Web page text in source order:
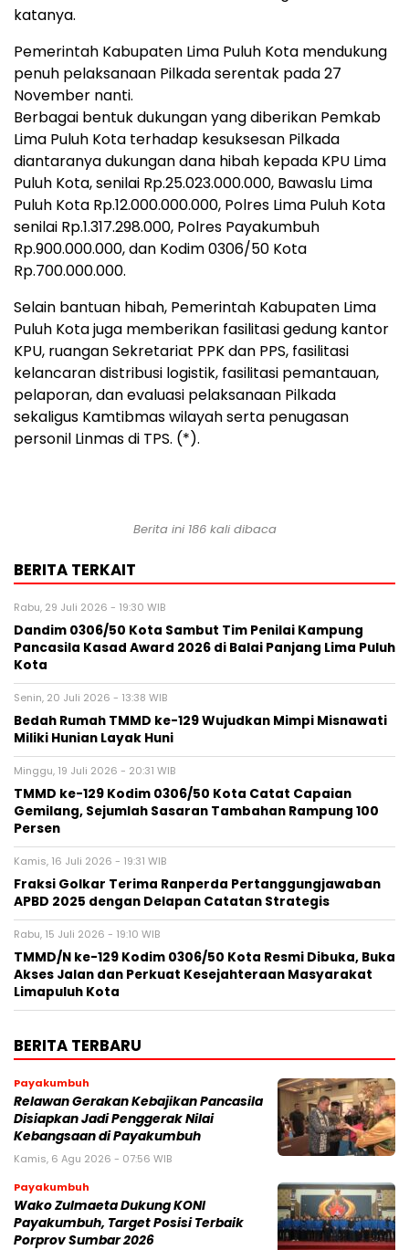
katanya.
Pemerintah Kabupaten Lima Puluh Kota mendukung
penuh pelaksanaan Pilkada serentak pada 27
November nanti.
Berbagai bentuk dukungan yang diberikan Pemkab
Lima Puluh Kota terhadap kesuksesan Pilkada
diantaranya dukungan dana hibah kepada KPU Lima
Puluh Kota, senilai Rp.25.023.000.000, Bawaslu Lima
Puluh Kota Rp.12.000.000.000, Polres Lima Puluh Kota
senilai Rp.1.317.298.000, Polres Payakumbuh
Rp.900.000.000, dan Kodim 0306/50 Kota
Rp.700.000.000.
Selain bantuan hibah, Pemerintah Kabupaten Lima
Puluh Kota juga memberikan fasilitasi gedung kantor
KPU, ruangan Sekretariat PPK dan PPS, fasilitasi
kelancaran distribusi logistik, fasilitasi pemantauan,
pelaporan, dan evaluasi pelaksanaan Pilkada
sekaligus Kamtibmas wilayah serta penugasan
personil Linmas di TPS. (*).
Berita ini 186 kali dibaca
BERITA TERKAIT
Rabu, 29 Juli 2026 - 19:30 WIB
Dandim 0306/50 Kota Sambut Tim Penilai Kampung
Pancasila Kasad Award 2026 di Balai Panjang Lima Puluh
Kota
Senin, 20 Juli 2026 - 13:38 WIB
Bedah Rumah TMMD ke-129 Wujudkan Mimpi Misnawati
Miliki Hunian Layak Huni
Minggu, 19 Juli 2026 - 20:31 WIB
TMMD ke-129 Kodim 0306/50 Kota Catat Capaian
Gemilang, Sejumlah Sasaran Tambahan Rampung 100
Persen
Kamis, 16 Juli 2026 - 19:31 WIB
Fraksi Golkar Terima Ranperda Pertanggungjawaban
APBD 2025 dengan Delapan Catatan Strategis
Rabu, 15 Juli 2026 - 19:10 WIB
TMMD/N ke-129 Kodim 0306/50 Kota Resmi Dibuka, Buka
Akses Jalan dan Perkuat Kesejahteraan Masyarakat
Limapuluh Kota
BERITA TERBARU
Payakumbuh
Relawan Gerakan Kebajikan Pancasila
Disiapkan Jadi Penggerak Nilai
Kebangsaan di Payakumbuh
Kamis, 6 Agu 2026 - 07:56 WIB
Payakumbuh
Wako Zulmaeta Dukung KONI
Payakumbuh, Target Posisi Terbaik
Porprov Sumbar 2026